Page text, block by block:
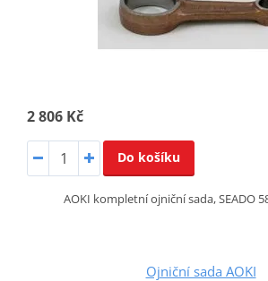
2 806 Kč
Do košíku
AOKI kompletní ojniční sada, SEADO
Ojniční sada AOKI